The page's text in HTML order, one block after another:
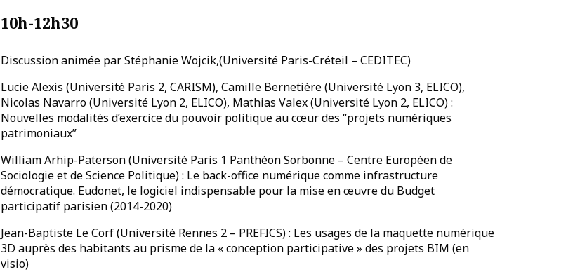
10h-12h30
Discussion animée par Stéphanie Wojcik,(Université Paris-Créteil – CEDITEC)
Lucie Alexis (Université Paris 2, CARISM), Camille Bernetière (Université Lyon 3, ELICO),
Nicolas Navarro (Université Lyon 2, ELICO), Mathias Valex (Université Lyon 2, ELICO) :
Nouvelles modalités d’exercice du pouvoir politique au cœur des “projets numériques
patrimoniaux”
William Arhip-Paterson (Université Paris 1 Panthéon Sorbonne – Centre Européen de
Sociologie et de Science Politique) : Le back-office numérique comme infrastructure
démocratique. Eudonet, le logiciel indispensable pour la mise en œuvre du Budget
participatif parisien (2014-2020)
Jean-Baptiste Le Corf (Université Rennes 2 – PREFICS) : Les usages de la maquette numérique
3D auprès des habitants au prisme de la « conception participative » des projets BIM (en
visio)